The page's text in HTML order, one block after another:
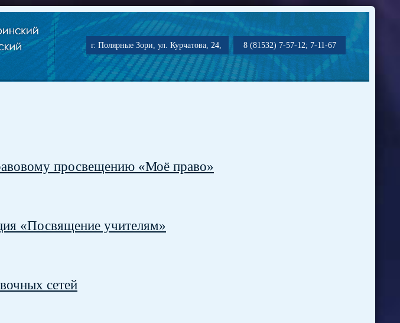
г. Полярные Зори, ул. Курчатова, 24, 8 (81532) 7-57-12; 7-11-67
просвещению «Моё право»
«Посвящение учителям»
сетей